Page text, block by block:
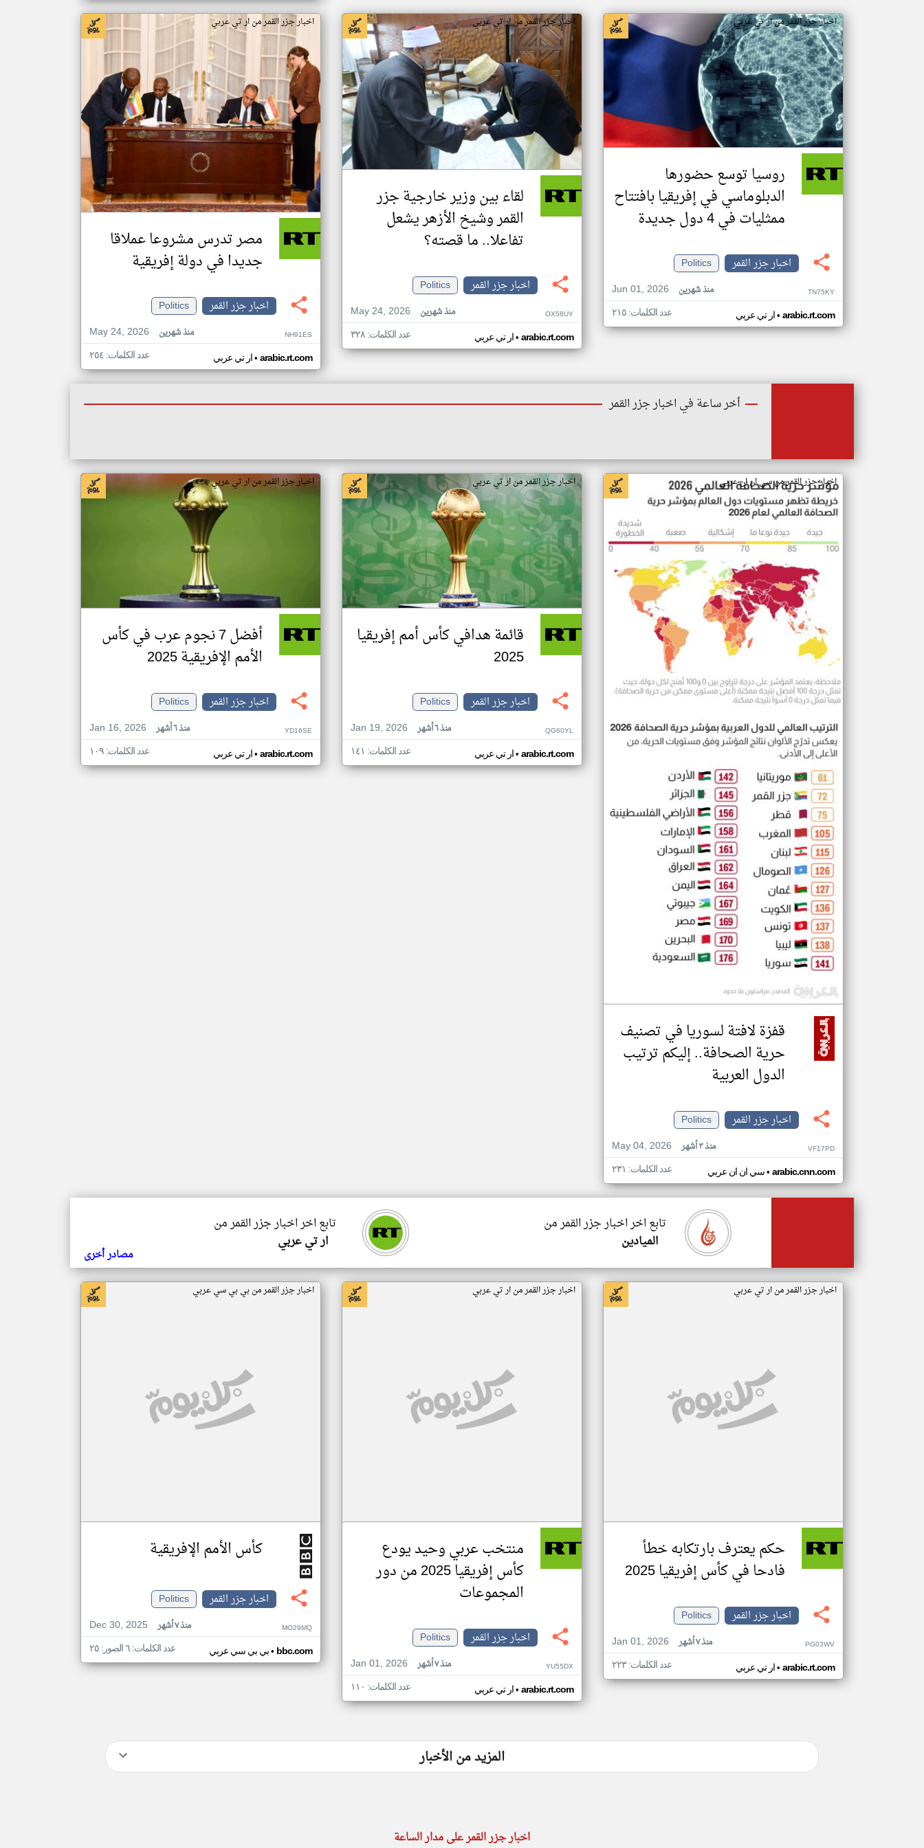
اخبار جزر القمر من ار تي عربي
روسيا توسع حضورها
الدبلوماسي في إفريقيا بافتتاح
ممثليات في 4 دول جديدة
اخبار جزر القمر
Politics
Jun 01, 2026
منذ شهرين TN75KY
ار تي عربي• arabic.rt.com عدد الكلمات: ٢١٥
اخبار جزر القمر من ار تي عربي
لقاء بين وزير خارجية جزر
القمر وشيخ الأزهر يشعل
تفاعلا.. ما قصته؟
اخبار جزر القمر
Politics
May 24, 2026
منذ شهرين OX58UY
ار تي عربي• arabic.rt.com عدد الكلمات: ٣٢٨
اخبار جزر القمر من ار تي عربي
مصر تدرس مشروعا عملاقا
جديدا في دولة إفريقية
اخبار جزر القمر
Politics
May 24, 2026
منذ شهرين NH91ES
ار تي عربي• arabic.rt.com عدد الكلمات: ٢٥٤
أخر ساعة في اخبار جزر القمر
اخبار جزر القمر من سي ان ان عربي
قفزة لافتة لسوريا في تصنيف
حرية الصحافة.. إليكم ترتيب
الدول العربية
اخبار جزر القمر
Politics
May 04, 2026
منذ ٣ أشهر VF17PD
سي ان ان عربي• arabic.cnn.com عدد الكلمات: ٢٣١
اخبار جزر القمر من ار تي عربي
قائمة هدافي كأس أمم إفريقيا
2025
اخبار جزر القمر
Politics
Jan 19, 2026
منذ ٦ أشهر QG60YL
ار تي عربي• arabic.rt.com عدد الكلمات: ١٤١
اخبار جزر القمر من ار تي عربي
أفضل 7 نجوم عرب في كأس
الأمم الإفريقية 2025
اخبار جزر القمر
Politics
Jan 16, 2026
منذ ٦ أشهر YD16SE
ار تي عربي• arabic.rt.com عدد الكلمات: ١٠٩
تابع اخر اخبار جزر القمر من
ار تي عربي
تابع اخر اخبار جزر القمر من
الميادين
مصادر أخرى
اخبار جزر القمر من ار تي عربي
حكم يعترف بارتكابه خطأ
فادحا في كأس إفريقيا 2025
اخبار جزر القمر
Politics
Jan 01, 2026
منذ ٧ أشهر PG03WV
ار تي عربي• arabic.rt.com عدد الكلمات: ٢٢٣
اخبار جزر القمر من ار تي عربي
منتخب عربي وحيد يودع
كأس إفريقيا 2025 من دور
المجموعات
اخبار جزر القمر
Politics
Jan 01, 2026
منذ ٧ أشهر YU55DX
ار تي عربي• arabic.rt.com عدد الكلمات: ١١٠
اخبار جزر القمر من بي بي سي عربي
كأس الأمم الإفريقية
اخبار جزر القمر
Politics
Dec 30, 2025
منذ ٧ أشهر MO29MQ
بي بي سي عربي• bbc.com عدد الكلمات: ٦ الصور: ٢٥
المزيد من الأخبار
اخبار جزر القمر على مدار الساعة